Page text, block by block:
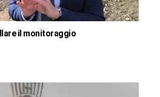
il monitoraggio